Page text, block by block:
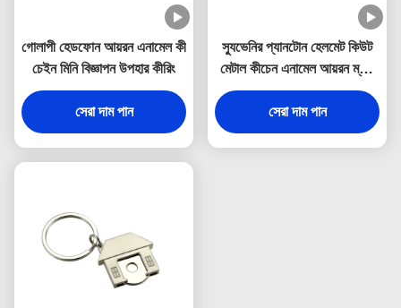
গোলাপী হেডফোন আয়রন এনামেল কী
চেইন মিনি বিজ্ঞাপন উপহার কীরিং
সেরা দাম পান
স্যুভেনির প্যানটোন হেলমেট কিউট
মেটাল কীচেন এনামেল আয়রন ম্যান
3 মিমি পুরুত্ব
সেরা দাম পান